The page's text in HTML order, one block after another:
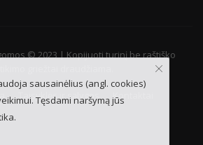
© 2023 | Kopijuoti turinį be raštiško
Taisyklės ir sąlygos Kontaktai
sausainėlius (angl. cookies)
Tęsdami naršymą jūs